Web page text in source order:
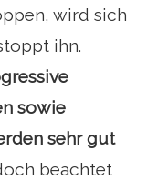
wird sich
ihn.
sowie
sehr gut
beachtet